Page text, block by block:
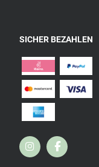
SICHER BEZAHLEN